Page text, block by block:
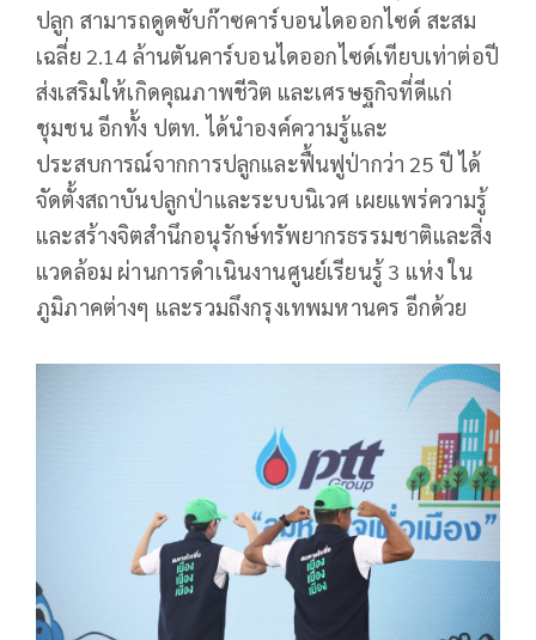
ปลูก สามารถดูดซับก๊าซคาร์บอนไดออกไซด์ สะสม
เฉลี่ย 2.14 ล้านตันคาร์บอนไดออกไซด์เทียบเท่าต่อปี
ส่งเสริมให้เกิดคุณภาพชีวิต และเศรษฐกิจที่ดีแก่
ชุมชน อีกทั้ง ปตท. ได้นำองค์ความรู้และ
ประสบการณ์จากการปลูกและฟื้นฟูป่ากว่า 25 ปี ได้
จัดตั้งสถาบันปลูกป่าและระบบนิเวศ เผยแพร่ความรู้
และสร้างจิตสำนึกอนุรักษ์ทรัพยากรธรรมชาติและสิ่ง
แวดล้อม ผ่านการดำเนินงานศูนย์เรียนรู้ 3 แห่ง ใน
ภูมิภาคต่างๆ และรวมถึงกรุงเทพมหานคร อีกด้วย